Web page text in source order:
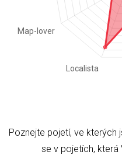
Poznejte pojetí, ve kterých
se v pojetích, která